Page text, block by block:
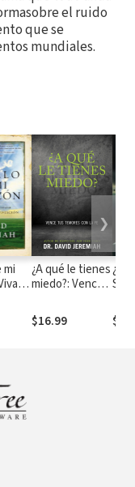
el ruido
que se
mundiales.
mi
¿A qué le tienes
miedo?: Vence
con la fe
$16.99
¿Es
❯